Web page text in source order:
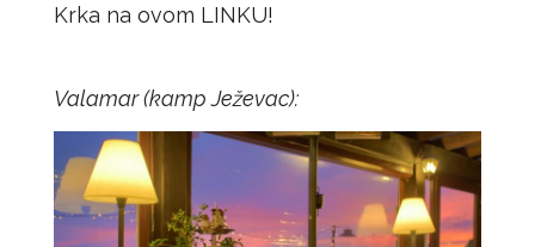
Krka na ovom LINKU!
Valamar (kamp Ježevac):